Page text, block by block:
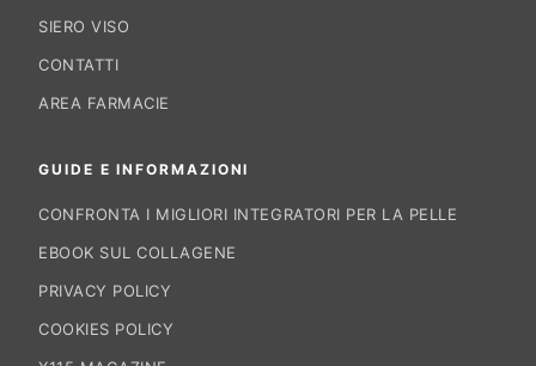
SIERO VISO
CONTATTI
AREA FARMACIE
GUIDE E INFORMAZIONI
CONFRONTA I MIGLIORI INTEGRATORI PER LA PELLE
EBOOK SUL COLLAGENE
PRIVACY POLICY
COOKIES POLICY